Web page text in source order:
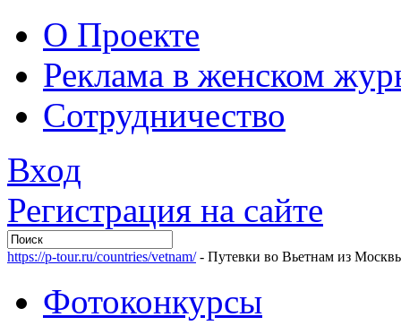
О Проекте
Реклама в женском
Сотрудничество
Вход
Регистрация на сайте
https://p-tour.ru/countries/vetnam/- Путевки во Вьетнам из
Фотоконкурсы